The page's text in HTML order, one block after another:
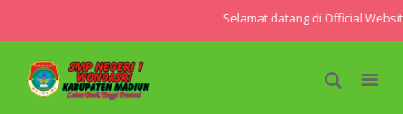
Selamat datang di Official